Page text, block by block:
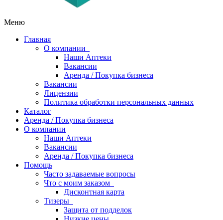
Меню
Главная
О компании
Наши Аптеки
Вакансии
Аренда / Покупка бизнеса
Вакансии
Лицензии
Политика обработки персональных данных
Каталог
Аренда / Покупка бизнеса
О компании
Наши Аптеки
Вакансии
Аренда / Покупка бизнеса
Помощь
Часто задаваемые вопросы
Что с моим заказом
Дисконтная карта
Тизеры
Защита от подделок